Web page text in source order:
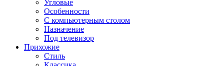
Угловые
Особенности
С компьютерным столом
Назначение
Под телевизор
Прихожие
Стиль